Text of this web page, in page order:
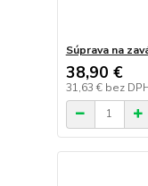
Súprava na
38,90 €
31,63 € bez